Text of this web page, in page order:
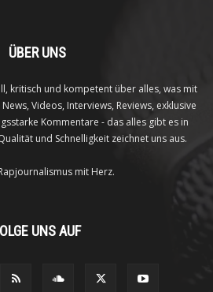
ÜBER UNS
kritisch und kompetent über alles, was mit
Videos, Interviews, Reviews, exklusive
Kommentare - das alles gibt es in
und Schnelligkeit zeichnet uns aus.
mit Herz.
UNS AUF